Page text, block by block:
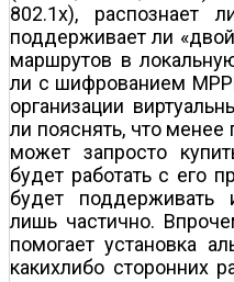
802.1x), распознает
поддерживает ли
маршрутов в
ли c шифрованием
организации
ли пояснять, что менее
может запросто
будет работать с его
будет поддерживать
лишь частично.
помогает установка
каких­либо сторонних